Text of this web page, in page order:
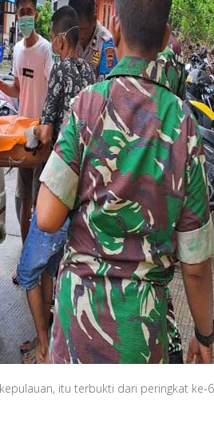
itu terbukti dari peringkat